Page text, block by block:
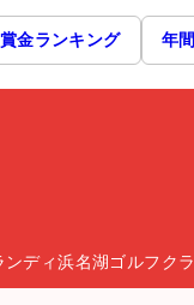
賞金ランキング 年
ンディ浜名湖ゴルフク